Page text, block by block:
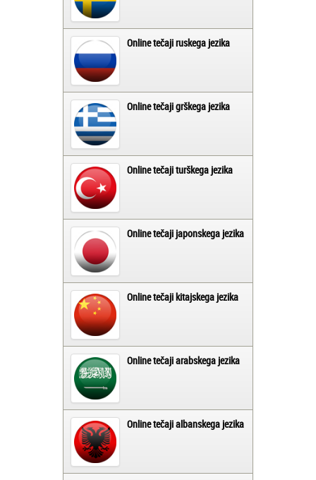
Online tečaji ruskega jezika
Online tečaji grškega jezika
Online tečaji turškega jezika
Online tečaji japonskega jezika
Online tečaji kitajskega jezika
Online tečaji arabskega jezika
Online tečaji albanskega jezika